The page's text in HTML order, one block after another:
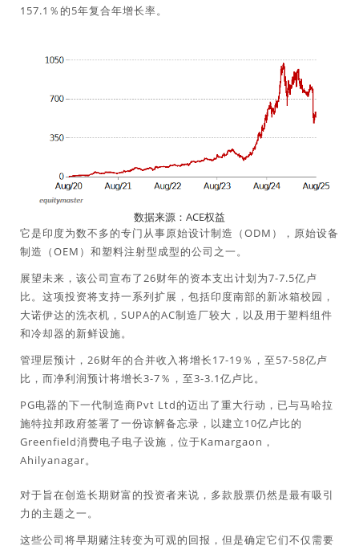
157.1％的5年复合年增长率。
数据来源：ACE权益
它是印度为数不多的专门从事原始设计制造（ODM），原始设备
制造（OEM）和塑料注射型成型的公司之一。
展望未来，该公司宣布了26财年的资本支出计划为7-7.5亿卢
比。这项投资将支持一系列扩展，包括印度南部的新冰箱校园，
大诺伊达的洗衣机，SUPA的AC制造厂较大，以及用于塑料组件
和冷却器的新鲜设施。
管理层预计，26财年的合并收入将增长17-19％，至57-58亿卢
比，而净利润预计将增长3-7％，至3-3.1亿卢比。
PG电器的下一代制造商Pvt Ltd的迈出了重大行动，已与马哈拉
施特拉邦政府签署了一份谅解备忘录，以建立10亿卢比的
Greenfield消费电子电子设施，位于Kamargaon，
Ahilyanagar。
对于旨在创造长期财富的投资者来说，多款股票仍然是最有吸引
力的主题之一。
这些公司将早期赌注转变为可观的回报，但是确定它们不仅需要